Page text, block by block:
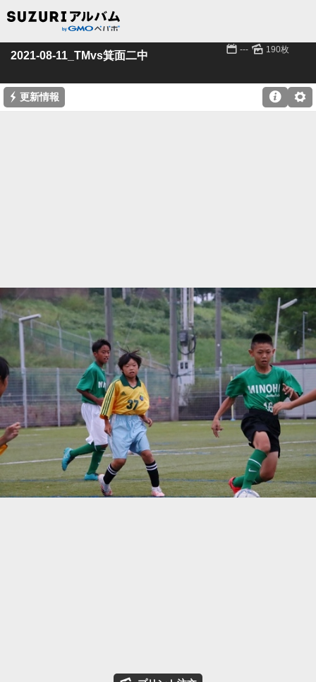
2021-08-11_TMvs箕面二中 📅 --- 🌄 190枚
⚡ 更新情報 ⚙
